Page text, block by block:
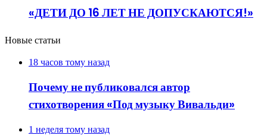
«ДЕТИ ДО 16 ЛЕТ НЕ ДОПУСКАЮТСЯ!»
Новые статьи
18 часов тому назад
Почему не публиковался автор
стихотворения «Под музыку Вивальди»
1 неделя тому назад